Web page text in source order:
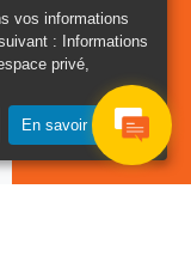
vos informations
:
Informations
privé,
En savoir plus